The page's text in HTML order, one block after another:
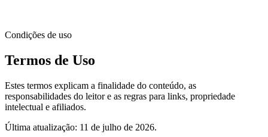
Condições de uso
Termos de Uso
Estes termos explicam a finalidade do conteúdo, as
responsabilidades do leitor e as regras para links, propriedade
intelectual e afiliados.
Última atualização: 11 de julho de 2026.